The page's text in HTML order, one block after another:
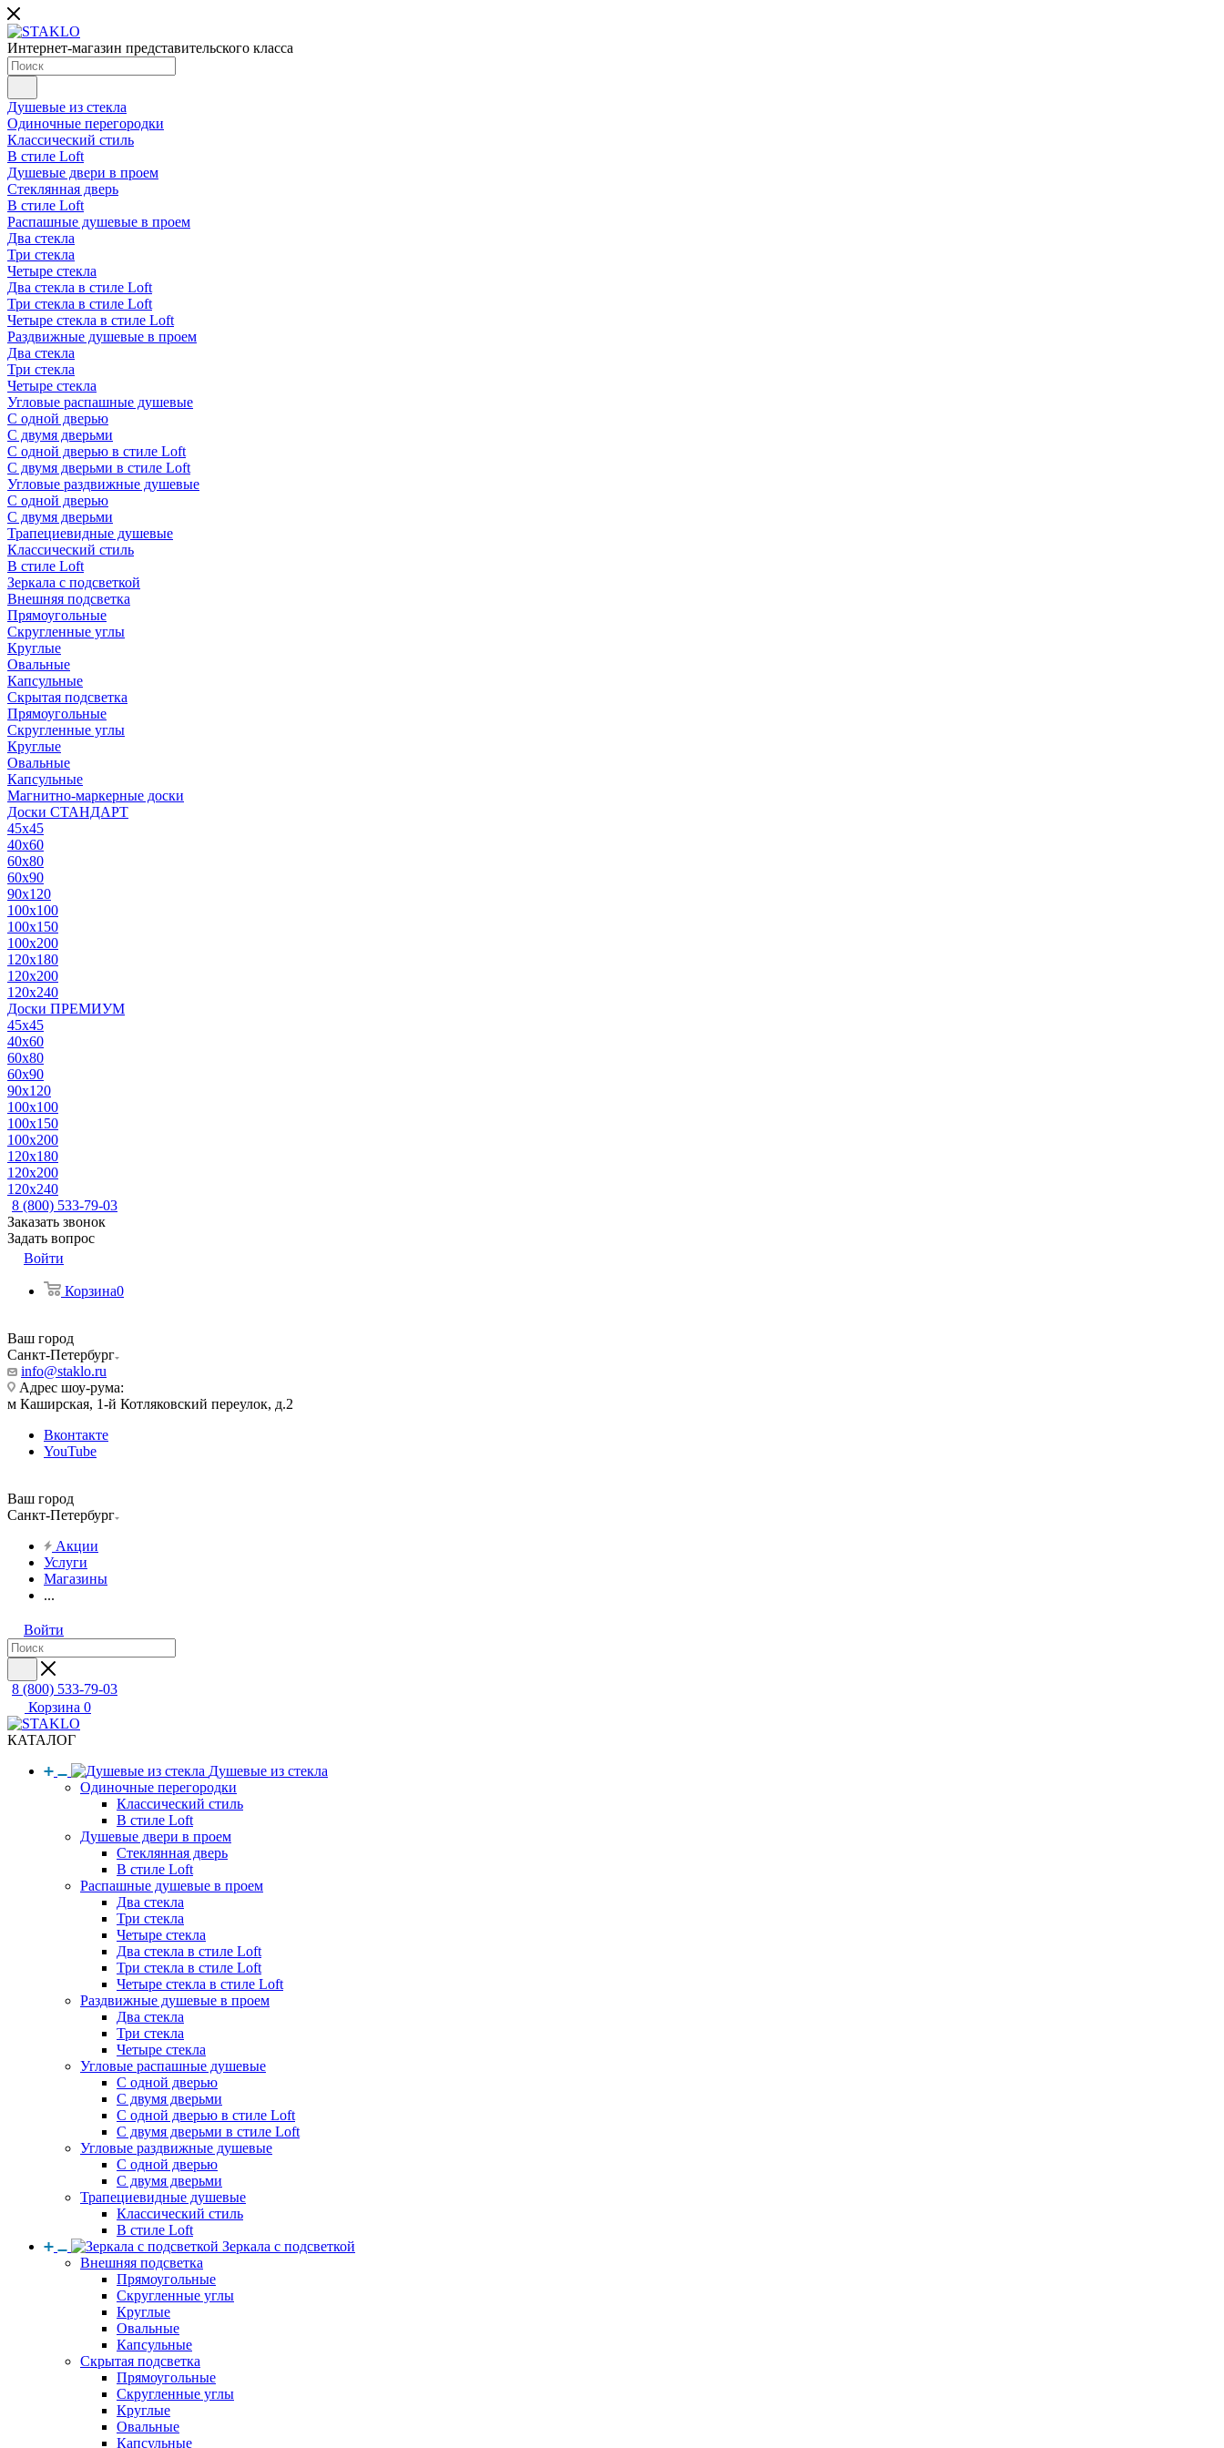
Интернет-магазин представительского класса
Душевые из стекла
Одиночные перегородки
Классический стиль
В стиле Loft
Душевые двери в проем
Стеклянная дверь
В стиле Loft
Распашные душевые в проем
Два стекла
Три стекла
Четыре стекла
Два стекла в стиле Loft
Три стекла в стиле Loft
Четыре стекла в стиле Loft
Раздвижные душевые в проем
Два стекла
Три стекла
Четыре стекла
Угловые распашные душевые
С одной дверью
С двумя дверьми
С одной дверью в стиле Loft
С двумя дверьми в стиле Loft
Угловые раздвижные душевые
С одной дверью
С двумя дверьми
Трапециевидные душевые
Классический стиль
В стиле Loft
Зеркала с подсветкой
Внешняя подсветка
Прямоугольные
Скругленные углы
Круглые
Овальные
Капсульные
Скрытая подсветка
Прямоугольные
Скругленные углы
Круглые
Овальные
Капсульные
Магнитно-маркерные доски
Доски СТАНДАРТ
45x45
40x60
60x80
60x90
90x120
100x100
100x150
100x200
120x180
120x200
120x240
Доски ПРЕМИУМ
45x45
40x60
60x80
60x90
90x120
100x100
100x150
100x200
120x180
120x200
120x240
8 (800) 533-79-03
Заказать звонок
Задать вопрос
Войти
Корзина0
Ваш город
Санкт-Петербург
info@staklo.ru
Адрес шоу-рума:
м Каширская, 1-й Котляковский переулок, д.2
Вконтакте
YouTube
Ваш город
Санкт-Петербург
Акции
Услуги
Магазины
...
Войти
8 (800) 533-79-03
Корзина 0
КАТАЛОГ
Душевые из стекла
Одиночные перегородки
Классический стиль
В стиле Loft
Душевые двери в проем
Стеклянная дверь
В стиле Loft
Распашные душевые в проем
Два стекла
Три стекла
Четыре стекла
Два стекла в стиле Loft
Три стекла в стиле Loft
Четыре стекла в стиле Loft
Раздвижные душевые в проем
Два стекла
Три стекла
Четыре стекла
Угловые распашные душевые
С одной дверью
С двумя дверьми
С одной дверью в стиле Loft
С двумя дверьми в стиле Loft
Угловые раздвижные душевые
С одной дверью
С двумя дверьми
Трапециевидные душевые
Классический стиль
В стиле Loft
Зеркала с подсветкой
Внешняя подсветка
Прямоугольные
Скругленные углы
Круглые
Овальные
Капсульные
Скрытая подсветка
Прямоугольные
Скругленные углы
Круглые
Овальные
Капсульные